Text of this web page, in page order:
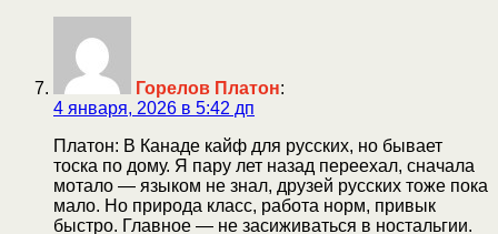
Горелов Платон:
4 января, 2026 в 5:42 дп
Платон: В Канаде кайф для русских, но бывает
тоска по дому. Я пару лет назад переехал, сначала
мотало — языком не знал, друзей русских тоже пока
мало. Но природа класс, работа норм, привык
быстро. Главное — не засиживаться в ностальгии.